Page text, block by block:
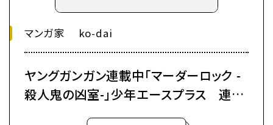
マンガ家 ko-dai
ヤングガンガン連載中「マーダーロック -
殺人鬼の凶室-」少年エースプラス 連載
中「そのヲタク、元殺し屋。」